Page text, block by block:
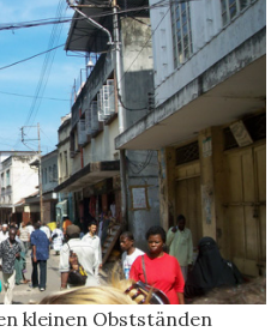
kleinen Obstständen